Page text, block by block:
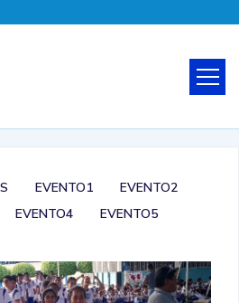
EVENTO1
EVENTO2
EVENTO4 EVENTO5